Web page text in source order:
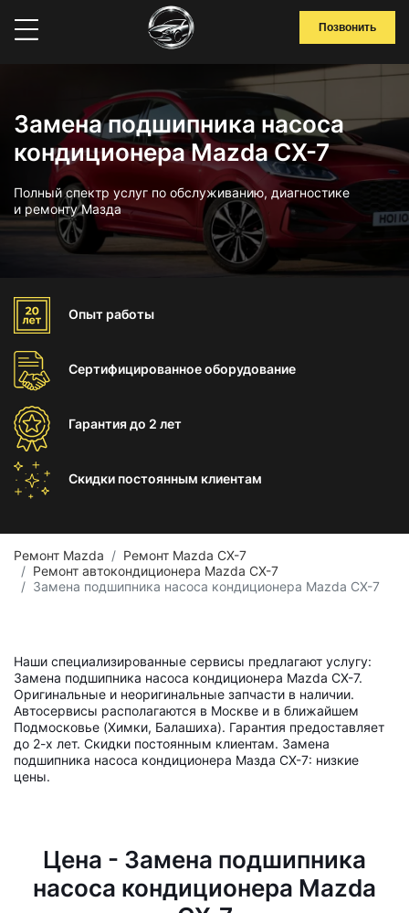
Позвонить
Замена подшипника насоса
кондиционера Mazda CX-7
Полный спектр услуг по обслуживанию, диагностике
и ремонту Мазда
Опыт работы
Сертифицированноеоборудование
Гарантиядо 2 лет
Скидки постоянным клиентам
Ремонт Mazda
Ремонт Mazda CX-7
Ремонт автокондиционера Mazda CX-7
Замена подшипника насоса кондиционера Mazda CX-7
Наши специализированные сервисы предлагают услугу:
Замена подшипника насоса кондиционера Mazda CX-7.
Оригинальные и неоригинальные запчасти в наличии.
Автосервисы располагаются в Москве и в ближайшем
Подмосковье (Химки, Балашиха). Гарантия предоставляет
до 2-х лет. Скидки постоянным клиентам. Замена
подшипника насоса кондиционера Мазда СХ-7: низкие
цены.
Цена - Замена подшипника
насоса кондиционера Mazda